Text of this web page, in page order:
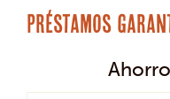
Préstamos
de
de